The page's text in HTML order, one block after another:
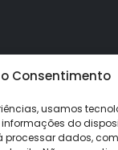
Consentimento
usamos
do
processar dados,